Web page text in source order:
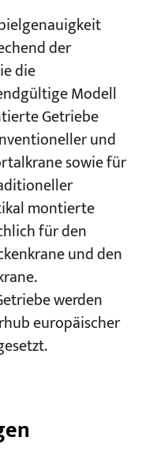
der
die
Modell
Getriebe
und
sowie für
montierte
für den
und den
werden
europäischer